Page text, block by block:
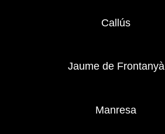
Callús
Jaume de Frontanyà
Manresa